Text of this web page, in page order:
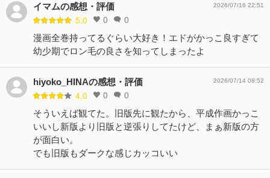
イマムの感想・評価
5.0 0 0
2026/07/16 22:51
漫画全巻持ってるぐらい大好き！エドがかっこ良すぎて
幼少期でロン毛の良さを知ってしまったよ
hiyoko_HINAの感想・評価
4.0 0 0
2026/07/14 08:52
そういえば観てた。旧版先に観たから、平成作画かっこ
いいし新版より旧版と逆張りしてたけど、まぁ新版の方
が面白い。
でも旧版もダークな感じカッコいい